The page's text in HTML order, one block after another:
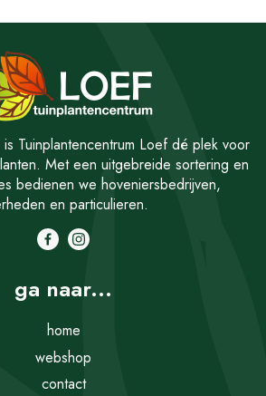
Tuinplantencentrum Loef dé plek voor
Met een uitgebreide sortering en
bedienen we hoveniersbedrijven,
en particulieren.
ga naar...
home
webshop
contact